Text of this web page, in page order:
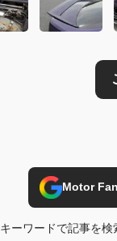
Motor
キーワードで記事を検